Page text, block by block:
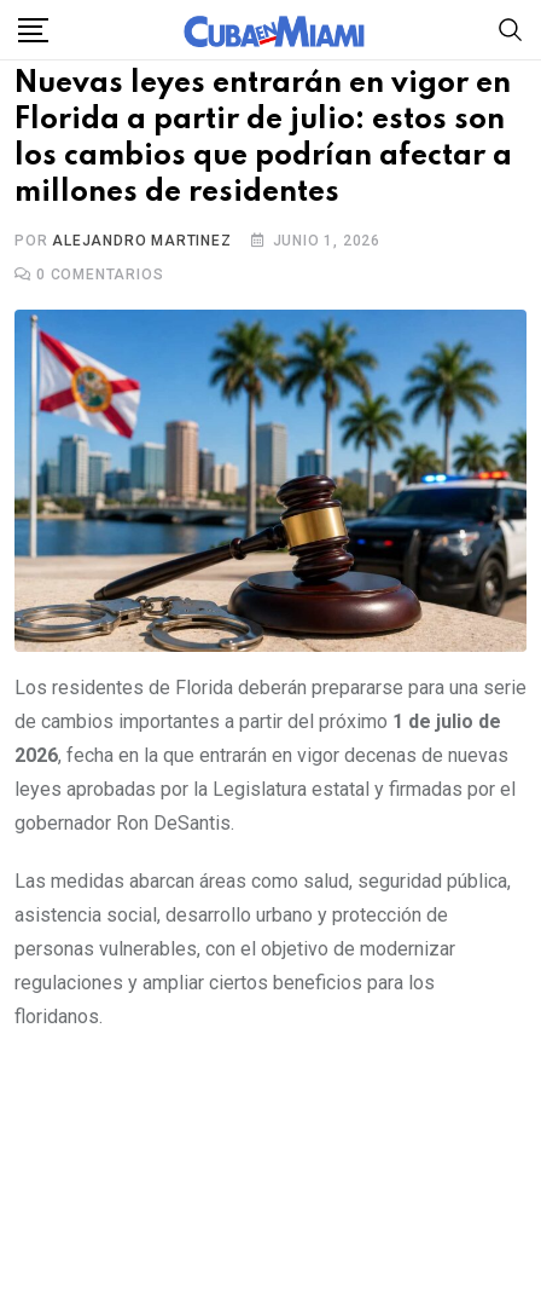
Skip
content
Nuevas leyes entrarán en vigor en
Florida a partir de julio: estos son
los cambios que podrían afectar a
millones de residentes
PORALEJANDRO MARTINEZ
JUNIO 1, 2026
0 COMENTARIOS
Los residentes de Florida deberán prepararse para una serie
de cambios importantes a partir del próximo 1 de julio de
2026, fecha en la que entrarán en vigor decenas de nuevas
leyes aprobadas por la Legislatura estatal y firmadas por el
gobernador Ron DeSantis.
Las medidas abarcan áreas como salud, seguridad pública,
asistencia social, desarrollo urbano y protección de
personas vulnerables, con el objetivo de modernizar
regulaciones y ampliar ciertos beneficios para los
floridanos.